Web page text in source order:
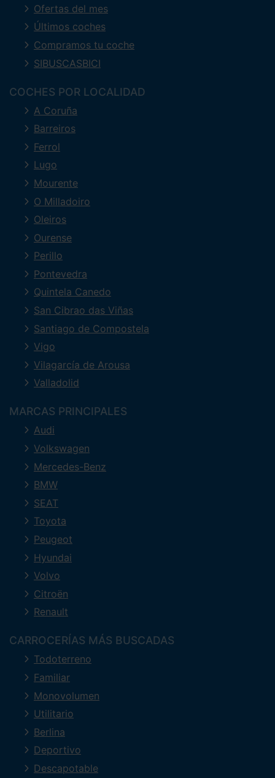
Ofertas del mes
Últimos coches
Compramos tu coche
SIBUSCASBICI
COCHES POR LOCALIDAD
A Coruña
Barreiros
Ferrol
Lugo
Mourente
O Milladoiro
Oleiros
Ourense
Perillo
Pontevedra
Quintela Canedo
San Cibrao das Viñas
Santiago de Compostela
Vigo
Vilagarcía de Arousa
Valladolid
MARCAS PRINCIPALES
Audi
Volkswagen
Mercedes-Benz
BMW
SEAT
Toyota
Peugeot
Hyundai
Volvo
Citroën
Renault
CARROCERÍAS MÁS BUSCADAS
Todoterreno
Familiar
Monovolumen
Utilitario
Berlina
Deportivo
Descapotable